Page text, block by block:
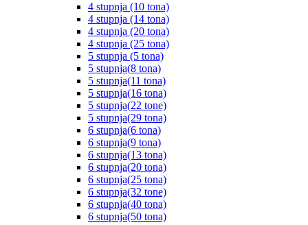
4 stupnja (10 tona)
4 stupnja (14 tona)
4 stupnja (20 tona)
4 stupnja (25 tona)
5 stupnja (5 tona)
5 stupnja(8 tona)
5 stupnja(11 tona)
5 stupnja(16 tona)
5 stupnja(22 tone)
5 stupnja(29 tona)
6 stupnja(6 tona)
6 stupnja(9 tona)
6 stupnja(13 tona)
6 stupnja(20 tona)
6 stupnja(25 tona)
6 stupnja(32 tone)
6 stupnja(40 tona)
6 stupnja(50 tona)